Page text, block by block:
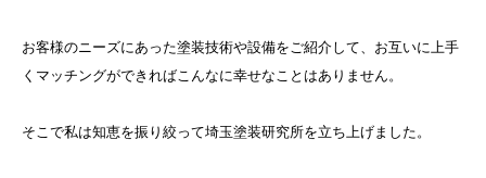
お客様のニーズにあった塗装技術や設備をご紹介して、お互いに上手
くマッチングができればこんなに幸せなことはありません。
そこで私は知恵を振り絞って埼玉塗装研究所を立ち上げました。